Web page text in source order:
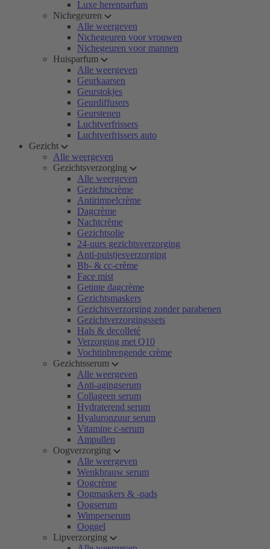
Luxe herenparfum
Nichegeuren
Alle weergeven
Nichegeuren voor vrouwen
Nichegeuren voor mannen
Huisparfum
Alle weergeven
Geurkaarsen
Geurstokjes
Geurdiffusers
Geurstenen
Luchtverfrissers
Luchtverfrissers auto
Gezicht
Alle weergeven
Gezichtsverzorging
Alle weergeven
Gezichtscrème
Antirimpelcrème
Dagcrème
Nachtcrème
Gezichtsolie
24-uurs gezichtsverzorging
Anti-puistjesverzorging
Bb- & cc-crème
Face mist
Getinte dagcrème
Gezichtsmaskers
Gezichtsverzorging zonder parabenen
Gezichtverzorgingssets
Hals & decolleté
Verzorging met Q10
Vochtinbrengende crème
Gezichtsserum
Alle weergeven
Anti-agingserum
Collageen serum
Hydraterend serum
Hyaluronzuur serum
Vitamine c-serum
Ampullen
Oogverzorging
Alle weergeven
Wenkbrauw serum
Oogcrème
Oogmaskers & -pads
Oogserum
Wimperserum
Ooggel
Lipverzorging